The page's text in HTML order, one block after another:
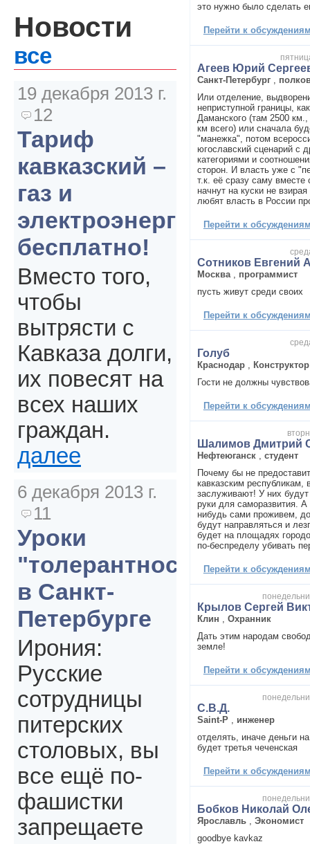
это нужно было сделать
Перейти к
Агеев Юрий
Санкт-Петербург
Или отделение,
неприступной границы,
Даманского (там 2500
км всего) или сначала
"манежка", потом
югославский сценарий с
категориями и
сторон. И власть уже с
т.к. её сразу саму
начнут на куски не
любят власть в России
Перейти к
Сотников Евгений
Москва
программист
пусть живут среди своих
Перейти к
Голуб
Краснодар
Конструктор
Гости не должны
Перейти к
Шалимов Дмитрий
Нефтеюганск
студент
Почему бы не
кавказским республикам,
заслуживают! У них
руки для саморазвития.
нибудь сами проживем,
будут направляться и
будет на площадях
по-беспределу убивать
Перейти к
Крылов Сергей
Клин
Охранник
Дать этим народам
земле!
Перейти к
С.В.Д.
Saint-P
инженер
отделять, иначе деньги
будет третья чеченская
Перейти к
Бобков Николай
Ярославль
Экономист
goodbye kavkaz
Новости
все
19 декабря 2013 г.
12
Тариф
кавказский –
газ и
электроэнергия
бесплатно!
Вместо того,
чтобы
вытрясти с
Кавказа долги,
их повесят на
всех наших
граждан.
далее
6 декабря 2013 г.
11
Уроки
"толерантности"
в Санкт-
Петербурге
Ирония:
Русские
сотрудницы
питерских
столовых, вы
все ещё по-
фашистки
запрещаете